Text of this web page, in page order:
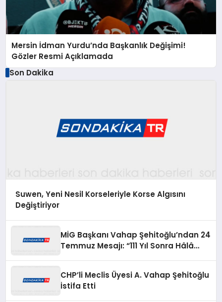
Mersin İdman Yurdu’nda Başkanlık Değişimi!
Gözler Resmi Açıklamada
Son Dakika
Suwen, Yeni Nesil Korseleriyle Korse Algısını
Değiştiriyor
MİG Başkanı Vahap Şehitoğlu’ndan 24
Temmuz Mesajı: “111 Yıl Sonra Hâlâ
CHP’li Meclis Üyesi A. Vahap Şehitoğlu
İstifa Etti